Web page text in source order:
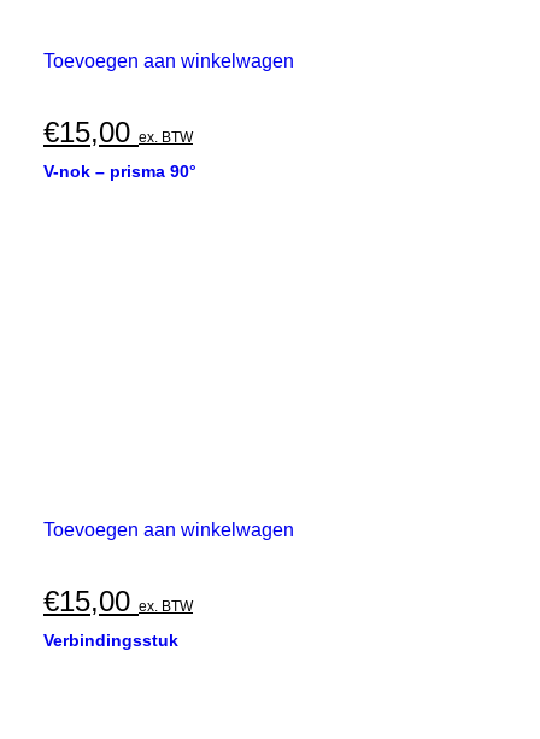
Toevoegen aan winkelwagen
€15,00 ex. BTW
V-nok – prisma 90°
Toevoegen aan winkelwagen
€15,00 ex. BTW
Verbindingsstuk